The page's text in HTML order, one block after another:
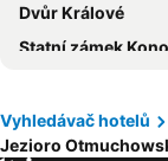
Redos
Dvůr Králové
Statní zámek
Holešovice
Vinohrady
Vyhledávač hotelů
Jezioro